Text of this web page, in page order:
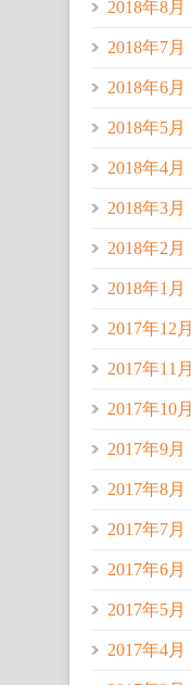
2018年8月
2018年7月
2018年6月
2018年5月
2018年4月
2018年3月
2018年2月
2018年1月
2017年12月
2017年11月
2017年10月
2017年9月
2017年8月
2017年7月
2017年6月
2017年5月
2017年4月